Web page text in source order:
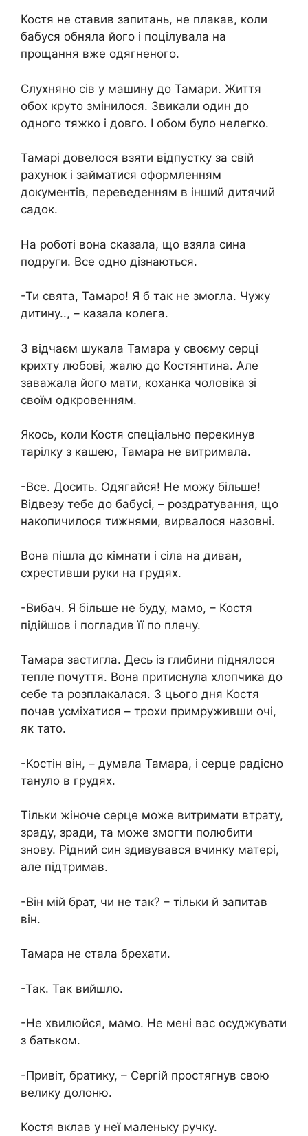
Костя не ставив запитань, не плакав, коли
бабуся обняла його і поцілувала на
прощання вже одягненого.
Слухняно сів у машину до Тамари. Життя
обох круто змінилося. Звикали один до
одного тяжко і довго. І обом було нелегко.
Тамарі довелося взяти відпустку за свій
рахунок і займатися оформленням
документів, переведенням в інший дитячий
садок.
На роботі вона сказала, що взяла сина
подруги. Все одно дізнаються.
-Ти свята, Тамаро! Я б так не змогла. Чужу
дитину.., – казала колега.
З відчаєм шукала Тамара у своєму серці
крихту любові, жалю до Костянтина. Але
заважала його мати, коханка чоловіка зі
своїм одкровенням.
Якось, коли Костя спеціально перекинув
тарілку з кашею, Тамара не витримала.
-Все. Досить. Одягайся! Не можу більше!
Відвезу тебе до бабусі, – роздратування, що
накопичилося тижнями, вирвалося назовні.
Вона пішла до кімнати і сіла на диван,
схрестивши руки на грудях.
-Вибач. Я більше не буду, мамо, – Костя
підійшов і погладив її по плечу.
Тамара застигла. Десь із глибини піднялося
тепле почуття. Вона притиснула хлопчика до
себе та розплакалася. З цього дня Костя
почав усміхатися – трохи примруживши очі,
як тато.
-Костін він, – думала Тамара, і серце радісно
тануло в грудях.
Тільки жіноче серце може витримати втрату,
зраду, зради, та може змогти полюбити
знову. Рідний син здивувався вчинку матері,
але підтримав.
-Він мій брат, чи не так? – тільки й запитав
він.
Тамара не стала брехати.
-Так. Так вийшло.
-Не хвилюйся, мамо. Не мені вас осуджувати
з батьком.
-Привіт, братику, – Сергій простягнув свою
велику долоню.
Костя вклав у неї маленьку ручку.